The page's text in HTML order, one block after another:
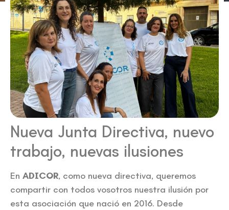
Nueva Junta Directiva, nuevo
trabajo, nuevas ilusiones
En ADICOR, como nueva directiva, queremos
compartir con todos vosotros nuestra ilusión por
esta asociación que nació en 2016. Desde